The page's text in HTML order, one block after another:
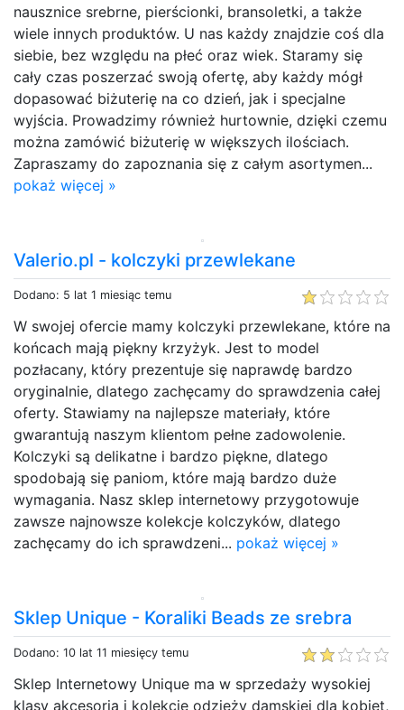
nausznice srebrne, pierścionki, bransoletki, a także
wiele innych produktów. U nas każdy znajdzie coś dla
siebie, bez względu na płeć oraz wiek. Staramy się
cały czas poszerzać swoją ofertę, aby każdy mógł
dopasować biżuterię na co dzień, jak i specjalne
wyjścia. Prowadzimy również hurtownie, dzięki czemu
można zamówić biżuterię w większych ilościach.
Zapraszamy do zapoznania się z całym asortymen...
pokaż więcej »
Valerio.pl - kolczyki przewlekane
Dodano: 5 lat 1 miesiąc temu
W swojej ofercie mamy kolczyki przewlekane, które na
końcach mają piękny krzyżyk. Jest to model
pozłacany, który prezentuje się naprawdę bardzo
oryginalnie, dlatego zachęcamy do sprawdzenia całej
oferty. Stawiamy na najlepsze materiały, które
gwarantują naszym klientom pełne zadowolenie.
Kolczyki są delikatne i bardzo piękne, dlatego
spodobają się paniom, które mają bardzo duże
wymagania. Nasz sklep internetowy przygotowuje
zawsze najnowsze kolekcje kolczyków, dlatego
zachęcamy do ich sprawdzeni... pokaż więcej »
Sklep Unique - Koraliki Beads ze srebra
Dodano: 10 lat 11 miesięcy temu
Sklep Internetowy Unique ma w sprzedaży wysokiej
klasy akcesoria i kolekcje odzieży damskiej dla kobiet,